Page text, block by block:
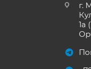
г.
1а